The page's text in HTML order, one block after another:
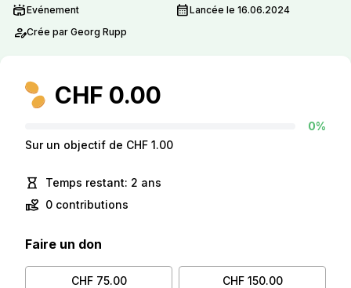
stadiumEvénement calendar_monthLancée le 16.06.2024
person_editCrée par Georg Rupp
CHF 0.00
0%
Sur un objectif de CHF 1.00
hourglass_empty Temps restant: 2 ans
volunteer_activism 0 contributions
Faire un don
CHF 75.00 CHF 150.00